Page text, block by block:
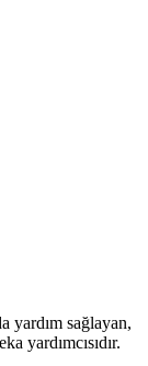
yardım sağlayan,
yardımcısıdır.